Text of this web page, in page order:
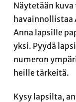
Näytetään
havainnollistaa
Anna lapsille
yksi. Pyydä
numeron
heille tärkeitä.
Kysy lapsilta,